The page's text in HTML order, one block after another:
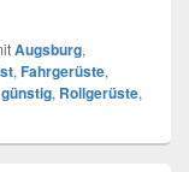
Augsburg,
, Fahrgerüste,
günstig, Rollgerüste,